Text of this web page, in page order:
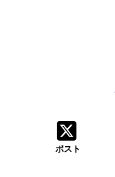
ポスト